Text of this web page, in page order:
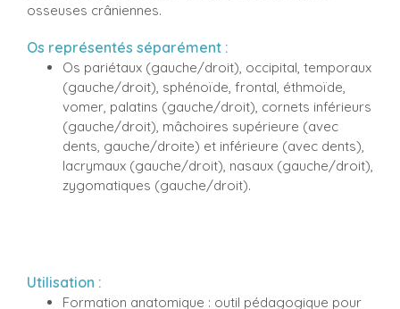
osseuses crâniennes.
Os représentés séparément :
Os pariétaux (gauche/droit), occipital, temporaux
(gauche/droit), sphénoïde, frontal, éthmoïde,
vomer, palatins (gauche/droit), cornets inférieurs
(gauche/droit), mâchoires supérieure (avec
dents, gauche/droite) et inférieure (avec dents),
lacrymaux (gauche/droit), nasaux (gauche/droit),
zygomatiques (gauche/droit).
Utilisation :
Formation anatomique : outil pédagogique pour